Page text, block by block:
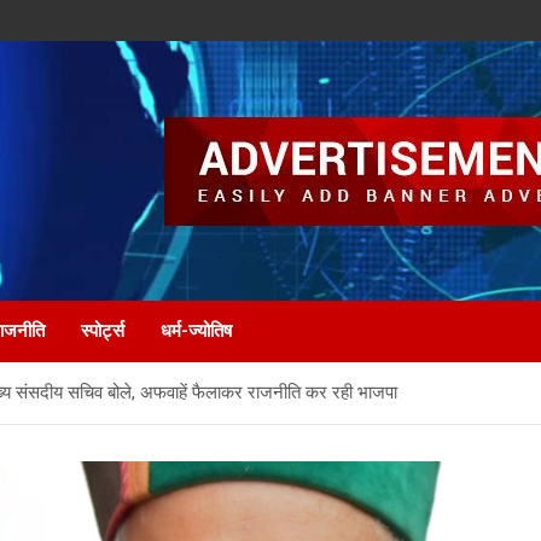
स्पोर्ट्स धर्म-ज्योतिष
सचिव बोले, अफवाहें फैलाकर राजनीति कर रही भाजपा